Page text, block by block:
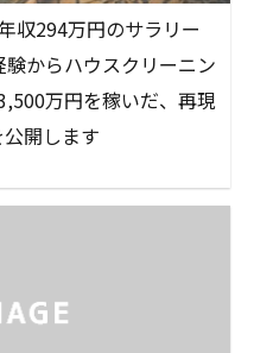
収294万円のサラリー
からハウスクリーニン
万円を稼いだ、再現
開します